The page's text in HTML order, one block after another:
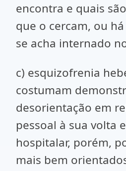
encontra e quais
que o cercam, ou
se acha internado
c) esquizofrenia
costumam
desorientação em
pessoal à sua volta
hospitalar, porém,
mais bem